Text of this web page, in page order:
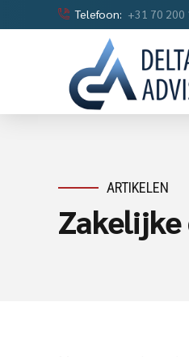
Telefoon: +31 70 200
ARTIKELEN